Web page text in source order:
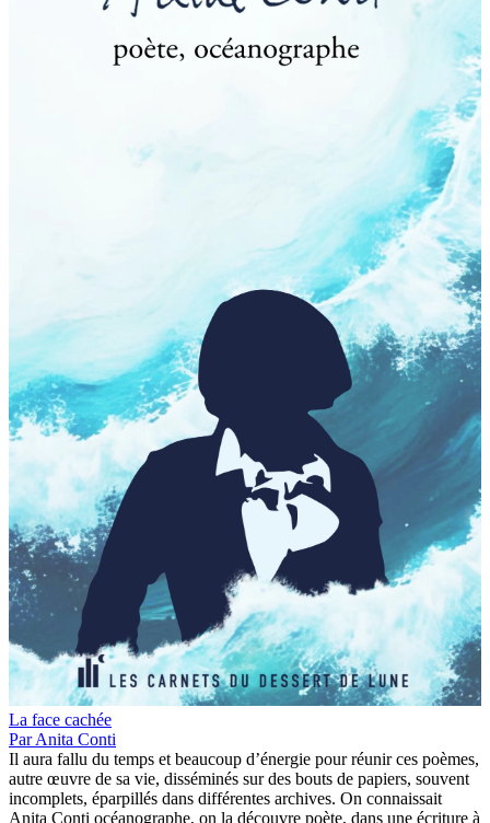
La face cachée
ParAnita Conti
Il aura fallu du temps et beaucoup d’énergie pour réunir ces poèmes,
autre œuvre de sa vie, disséminés sur des bouts de papiers, souvent
incomplets, éparpillés dans différentes archives. On connaissait
Anita Conti océanographe, on la découvre poète, dans une écriture à